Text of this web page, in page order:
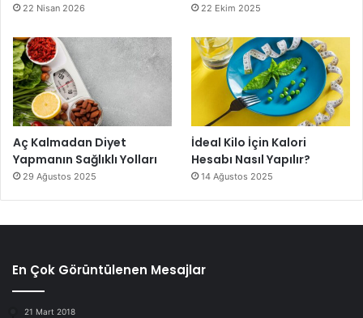
22 Nisan 2026 22 Ekim 2025
Aç Kalmadan Diyet
Yapmanın Sağlıklı Yolları
29 Ağustos 2025
İdeal Kilo İçin Kalori
Hesabı Nasıl Yapılır?
14 Ağustos 2025
En Çok Görüntülenen Mesajlar
21 Mart 2018